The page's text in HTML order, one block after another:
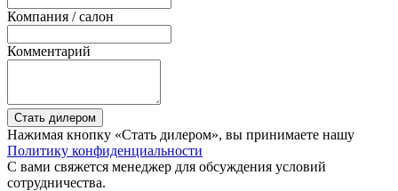
Компания / салон
Комментарий
Стать дилером
Нажимая кнопку «Стать дилером», вы принимаете нашу
Политику конфиденциальности
С вами свяжется менеджер для обсуждения условий
сотрудничества.